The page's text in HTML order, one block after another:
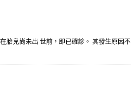
胎兒尚未出 世前，即已確診。 其發生原因不